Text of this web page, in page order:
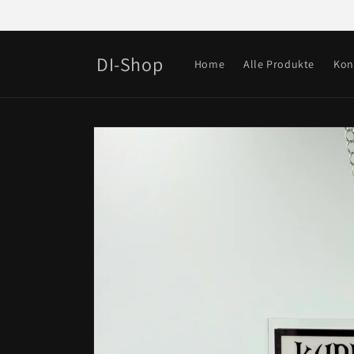
Inhalt
DI-Shop Home Alle Produkte
Zu